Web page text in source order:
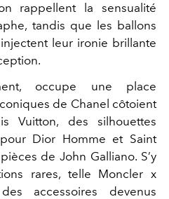
rappellent la sensualité
tandis que les ballons
injectent leur ironie brillante
occupe une place
de Chanel côtoient
Vuitton, des silhouettes
pour Dior Homme et Saint
pièces deJohn Galliano. S’y
rares, telle Moncler x
accessoires devenus